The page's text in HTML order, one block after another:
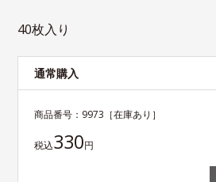
40枚入り
通常購入
商品番号： 9973 ［在庫あり］
税込330円